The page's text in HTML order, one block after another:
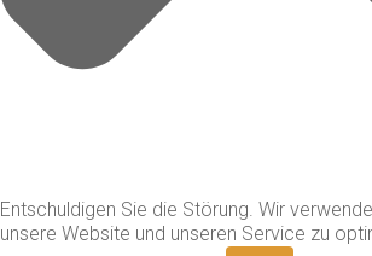
Entschuldigen Sie die Störung. Wir
unsere Website und unseren Service zu